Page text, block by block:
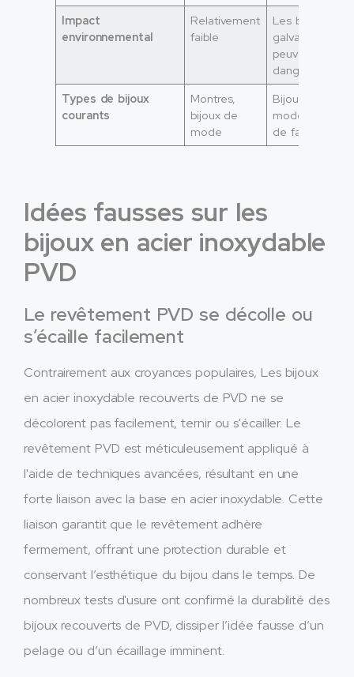
Impact
environnemental
Relativement
faible
Les bains de
galvanoplastie
peuvent être
dangereux
Types de bijoux
courants
Montres,
bijoux de
mode
Bijoux de
mode, bijoux
de fantaisie
Idées fausses sur les
bijoux en acier inoxydable
PVD
Le revêtement PVD se décolle ou
s’écaille facilement
Contrairement aux croyances populaires, Les bijoux
en acier inoxydable recouverts de PVD ne se
décolorent pas facilement, ternir ou s'écailler. Le
revêtement PVD est méticuleusement appliqué à
l'aide de techniques avancées, résultant en une
forte liaison avec la base en acier inoxydable. Cette
liaison garantit que le revêtement adhère
fermement, offrant une protection durable et
conservant l’esthétique du bijou dans le temps. De
nombreux tests d'usure ont confirmé la durabilité des
bijoux recouverts de PVD, dissiper l’idée fausse d’un
pelage ou d’un écaillage imminent.